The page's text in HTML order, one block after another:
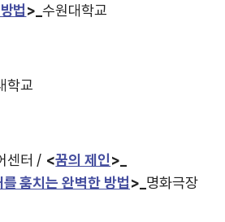
법>_수원대학교
학교
센터 / <꿈의 제인>_
를 훔치는 완벽한 방법>_ 명화극장